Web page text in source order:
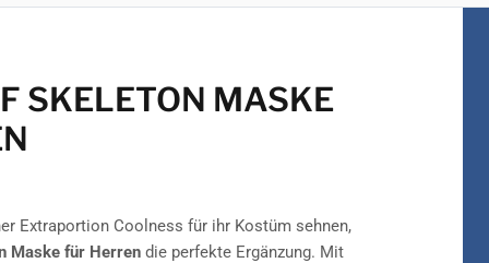
SKELETON MASKE
Extraportion Coolness für ihr Kostüm sehnen,
Maske für Herrendie perfekte Ergänzung. Mit